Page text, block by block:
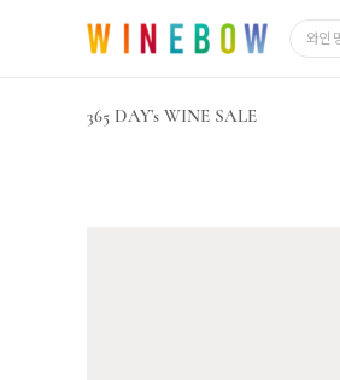
365 DAY’s WINE SALE